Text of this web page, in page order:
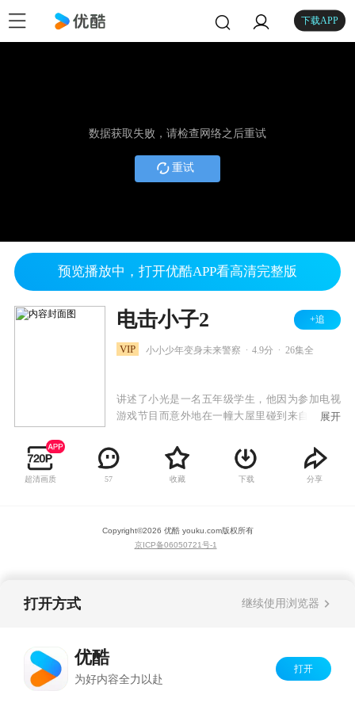
下载APP
数据获取失败，请检查网络之后重试
重试
预览播放中，打开优酷APP看高清完整版
电击小子2 +追
VIP 小小少年变身未来警察 4.9分 26集全
讲述了小光是一名五年级学生，他因为参加电视
游戏节目而意外地在一幢大屋里碰到来自未来的
变化。卡比从未来世界来到现代世界，原来背后
身负重要任务，但同时引来了未来野心科学家神
秘人派出机器人路比从未来来到现代。因为卡比
电击小子。变身后不但拥有强大的力量，头顶的
电击型装置更能发射雷霆电击光，往后，卡比更
展开
超清画质 57 收藏 下载 分享
Copyright©2026 优酷 youku.com版权所有
京ICP备06050721号-1
打开方式 继续使用浏览器
优酷
为好内容全力以赴
打开